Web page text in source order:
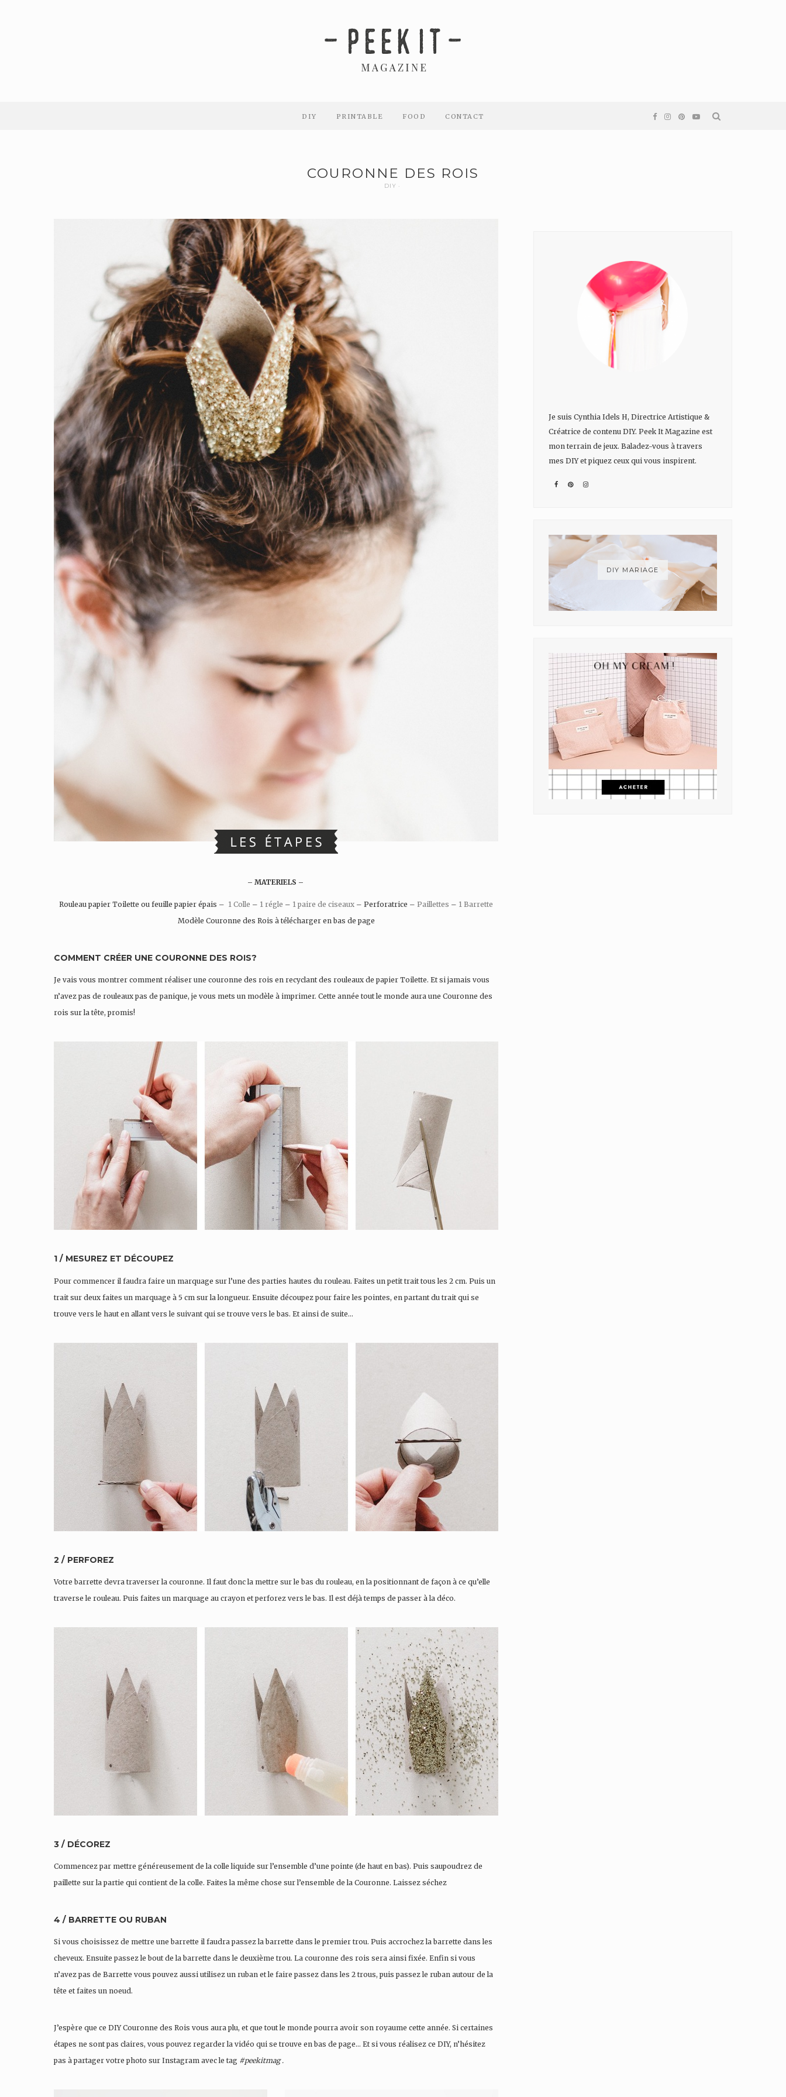
DIY PRINTABLE FOOD CONTACT
COURONNE DES ROIS
DIY
– MATERIELS –
Rouleau papier Toilette ou feuille papier épais – 1 Colle – 1 régle – 1 paire de ciseaux – Perforatrice – Paillettes – 1 Barrette
Modèle Couronne des Rois à télécharger en bas de page
COMMENT CRÉER UNE COURONNE DES ROIS?
Je vais vous montrer comment réaliser une couronne des rois en recyclant des rouleaux de papier Toilette. Et si jamais vous
n’avez pas de rouleaux pas de panique, je vous mets un modèle à imprimer. Cette année tout le monde aura une Couronne des
rois sur la tête, promis!
1 / MESUREZ ET DÉCOUPEZ
Pour commencer il faudra faire un marquage sur l’une des parties hautes du rouleau. Faites un petit trait tous les 2 cm. Puis un
trait sur deux faites un marquage à 5 cm sur la longueur. Ensuite découpez pour faire les pointes, en partant du trait qui se
trouve vers le haut en allant vers le suivant qui se trouve vers le bas. Et ainsi de suite…
2 / PERFOREZ
Votre barrette devra traverser la couronne. Il faut donc la mettre sur le bas du rouleau, en la positionnant de façon à ce qu’elle
traverse le rouleau. Puis faites un marquage au crayon et perforez vers le bas. Il est déjà temps de passer à la déco.
3 / DÉCOREZ
Commencez par mettre généreusement de la colle liquide sur l’ensemble d’une pointe (de haut en bas). Puis saupoudrez de
paillette sur la partie qui contient de la colle. Faites la même chose sur l’ensemble de la Couronne. Laissez séchez
4 / BARRETTE OU RUBAN
Si vous choisissez de mettre une barrette il faudra passez la barrette dans le premier trou. Puis accrochez la barrette dans les
cheveux. Ensuite passez le bout de la barrette dans le deuxième trou. La couronne des rois sera ainsi fixée. Enfin si vous
n’avez pas de Barrette vous pouvez aussi utilisez un ruban et le faire passez dans les 2 trous, puis passez le ruban autour de la
tête et faites un noeud.
J’espère que ce DIY Couronne des Rois vous aura plu, et que tout le monde pourra avoir son royaume cette année. Si certaines
étapes ne sont pas claires, vous pouvez regarder la vidéo qui se trouve en bas de page… Et si vous réalisez ce DIY, n’hésitez
pas à partager votre photo sur Instagram avec le tag #peekitmag .
Je suis Cynthia Idels H, Directrice Artistique &
Créatrice de contenu DIY. Peek It Magazine est
mon terrain de jeux. Baladez-vous à travers
mes DIY et piquez ceux qui vous inspirent.
DIY MARIAGE